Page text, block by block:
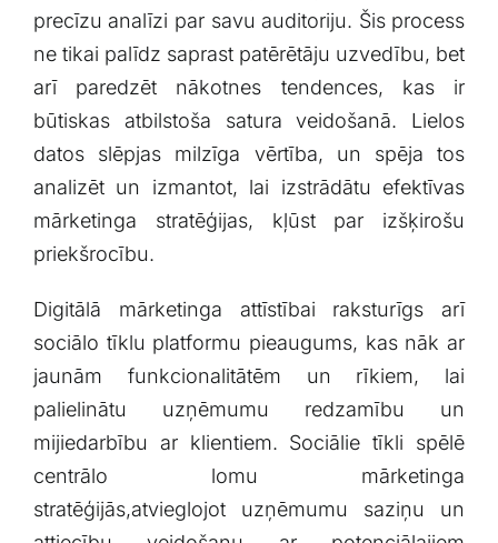
precīzu analīzi par savu auditoriju. ‌Šis process
ne tikai‌ palīdz saprast patērētāju uzvedību,‍ bet
arī​ paredzēt‍ nākotnes tendences, kas⁤ ir
būtiskas atbilstoša satura veidošanā. Lielos
datos slēpjas milzīga vērtība, un spēja⁤ tos
analizēt un izmantot, lai izstrādātu ⁣efektīvas
⁣mārketinga stratēģijas, kļūst par izšķirošu
priekšrocību.
Digitālā ‌mārketinga attīstībai raksturīgs arī
sociālo⁣ tīklu⁢ platformu pieaugums, kas nāk ar
jaunām funkcionalitātēm ​un rīkiem, ​lai
palielinātu ‌uzņēmumu redzamību ‍un
mijiedarbību ar ⁣klientiem. Sociālie tīkli‍ spēlē
centrālo ⁢lomu ⁢mārketinga
stratēģijās,atvieglojot uzņēmumu saziņu un